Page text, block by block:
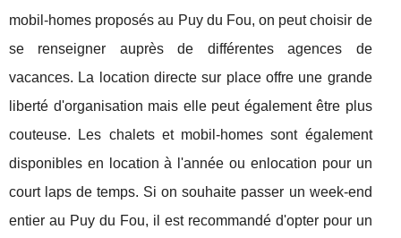
mobil-homes proposés au Puy du Fou, on peut choisir de
se renseigner auprès de différentes agences de
vacances. La location directe sur place offre une grande
liberté d'organisation mais elle peut également être plus
couteuse. Les chalets et mobil-homes sont également
disponibles en location à l'année ou enlocation pour un
court laps de temps. Si on souhaite passer un week-end
entier au Puy du Fou, il est recommandé d'opter pour un